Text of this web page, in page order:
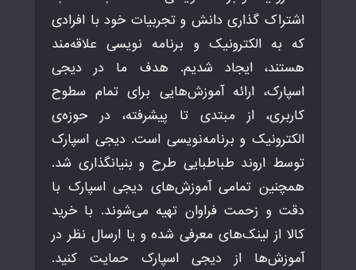
اشتراک گذاری دانش و تجربیات خود با افرادی
که به الکترونیک و برنامه نویسی علاقه‌مند
هستند، ایجاد شدیم. هدف ما در دیجی
اسپارک، ارائه آموزش‌هایی برای تمام سطوح
کاربری، از مبتدی تا پیشرفته، در حوزه‌ی
الکترونیک و برنامه‌نویسی است. دیجی اسپارک
توسط اروند طباطبایی طرح و بنیانگذاری شد.
همچنین تمامی آموزش‌های دیجی اسپارک با
دقت و زحمت فراوان تهیه می‌شوند. با خرید
کالا از لینک‌های معرفی شده و یا ارسال نظر در
آموزش‌ها از دیجی اسپارک حمایت کنید.